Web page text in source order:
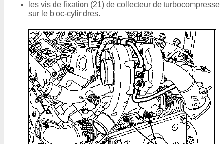
les vis de fixation (21) de collecteur de
sur le bloc-cylindres.